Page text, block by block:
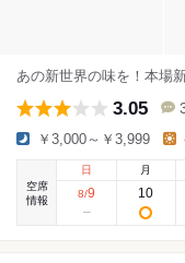
あの新世界の味を！本場
3.05
￥3,000～￥3,999
空席
情報
日
8/9
月
10